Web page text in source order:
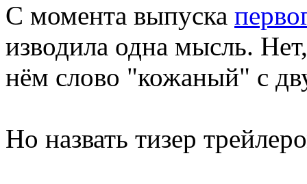
С момента выпуска
изводила одна мысль.
нём слово "кожаный" с
Но назвать тизер